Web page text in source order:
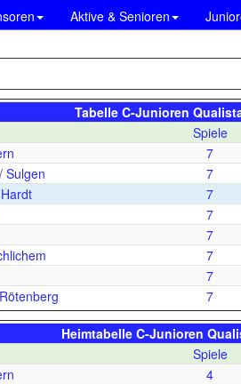
Aktive & Senioren
Tabelle C-Junioren
Spiele
7
Sulgen 7
7
7
7
7
7
7
Heimtabelle C-Junioren
Spiele
4